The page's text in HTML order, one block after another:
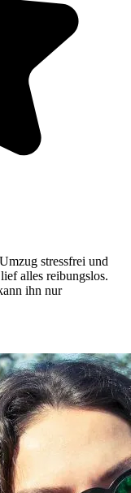
stressfrei und
alles reibungslos.
ihn nur